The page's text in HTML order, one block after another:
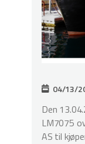
04/13/
Den
LM7075
AS til